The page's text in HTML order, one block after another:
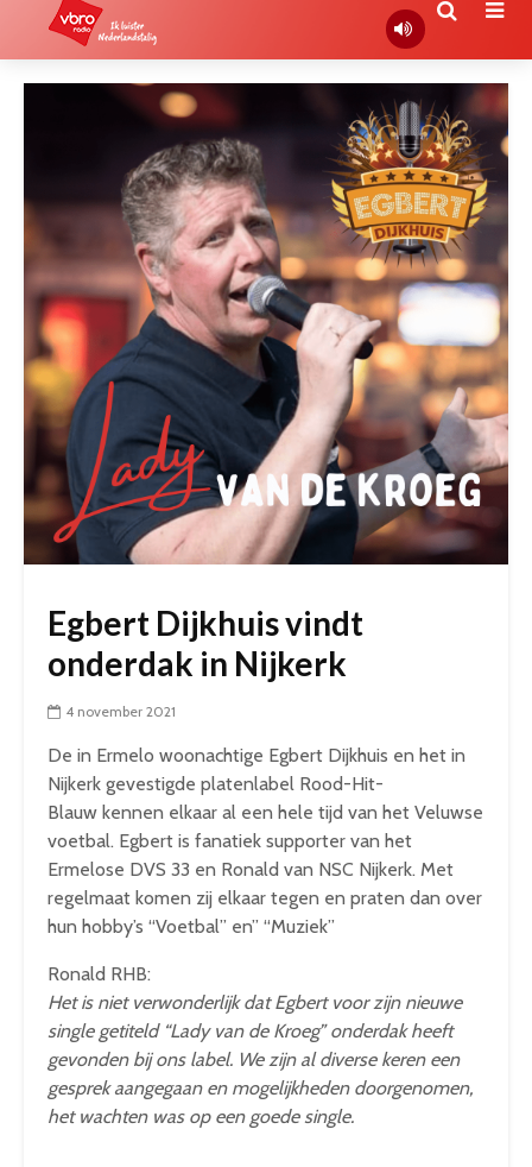
Egbert Dijkhuis vindt
onderdak in Nijkerk
4 november 2021
De in Ermelo woonachtige Egbert Dijkhuis en het in
Nijkerk gevestigde platenlabel Rood-Hit-
Blauw kennen elkaar al een hele tijd van het Veluwse
voetbal. Egbert is fanatiek supporter van het
Ermelose DVS 33 en Ronald van NSC Nijkerk. Met
regelmaat komen zij elkaar tegen en praten dan over
hun hobby’s “Voetbal” en” “Muziek”
Ronald RHB:
Het is niet verwonderlijk dat Egbert voor zijn nieuwe
single getiteld “Lady van de Kroeg” onderdak heeft
gevonden bij ons label. We zijn al diverse keren een
gesprek aangegaan en mogelijkheden doorgenomen,
het wachten was op een goede single.